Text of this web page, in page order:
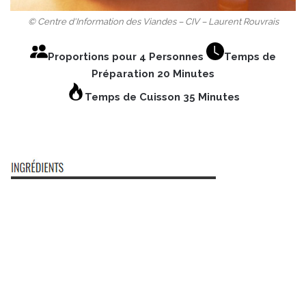
© Centre d'Information des Viandes – CIV – Laurent Rouvrais
Proportions pour 4 Personnes
Temps de
Préparation 20 Minutes
Temps de Cuisson 35 Minutes